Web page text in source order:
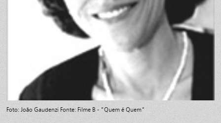
Foto: João Gaudenzi Fonte: Filme B - "Quem é Quem"